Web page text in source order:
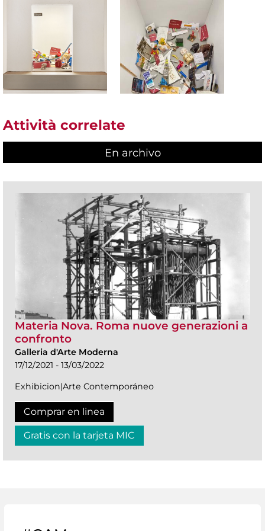
Attività correlate
En archivo
Materia Nova. Roma nuove generazioni a
confronto
Galleria d'Arte Moderna
17/12/2021 - 13/03/2022
Exhibicion|Arte Contemporáneo
Comprar en linea
Gratis con la tarjeta MIC